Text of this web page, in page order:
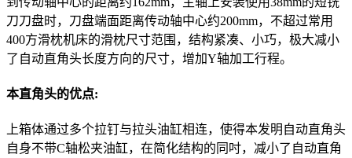
刀刀盘时，刀盘端面距离传动轴中心约200mm，不超过常用
400方滑枕机床的滑枕尺寸范围，结构紧凑、小巧，极大减小
了自动直角头长度方向的尺寸，增加Y轴加工行程。
本直角头的优点:
上箱体通过多个拉钉与拉头油缸相连，使得本发明自动直角头
自身不带C轴松夹油缸，在简化结构的同吋，减小了自动直角